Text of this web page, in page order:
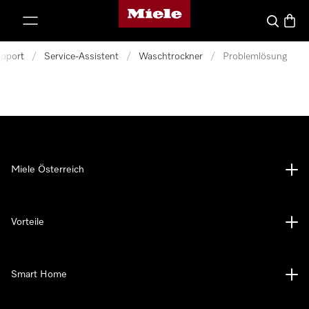
Miele-Homepage
Suche
/ Service-Assistent / Waschtrockner / Problemlösung
Miele Österreich
Vorteile
Smart Home